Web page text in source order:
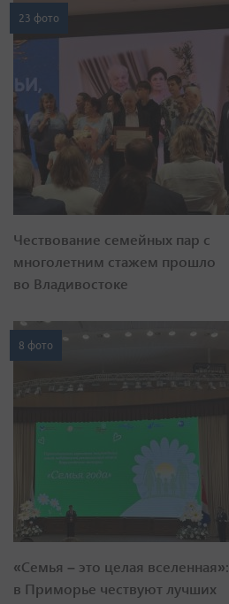
23 фото
Чествование семейных пар с
многолетним стажем прошло
во Владивостоке
8 фото
«Семья – это целая вселенная»:
в Приморье чествуют лучших